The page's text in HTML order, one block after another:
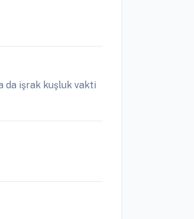
da işrak kuşluk vakti